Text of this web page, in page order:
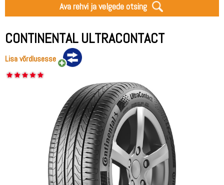
Ava rehvi ja velgede otsing
CONTINENTAL ULTRACONTACT
Lisa võrdlusesse